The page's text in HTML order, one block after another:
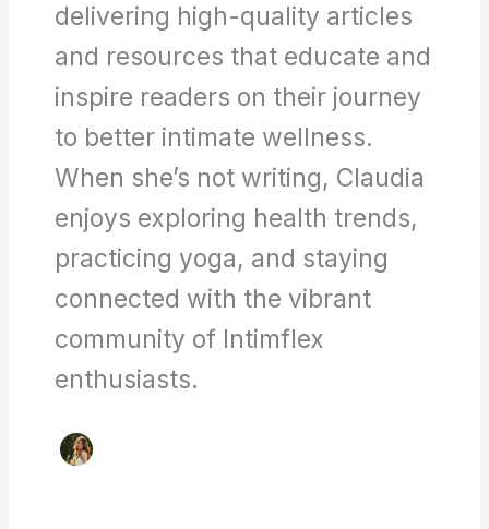
delivering high-quality articles
and resources that educate and
inspire readers on their journey
to better intimate wellness.
When she’s not writing, Claudia
enjoys exploring health trends,
practicing yoga, and staying
connected with the vibrant
community of Intimflex
enthusiasts.